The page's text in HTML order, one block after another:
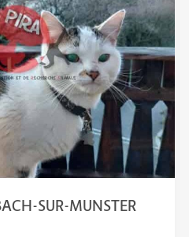
SUR-MUNSTER